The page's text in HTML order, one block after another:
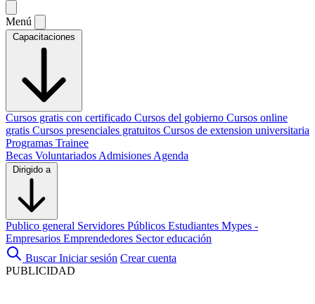
Menú
Capacitaciones
Cursos gratis con certificado Cursos del gobierno Cursos online
gratis Cursos presenciales gratuitos Cursos de extension universitaria
Programas Trainee
Becas Voluntariados Admisiones Agenda
Dirigido a
Publico general Servidores Públicos Estudiantes Mypes -
Empresarios Emprendedores Sector educación
Buscar Iniciar sesión Crear cuenta
PUBLICIDAD